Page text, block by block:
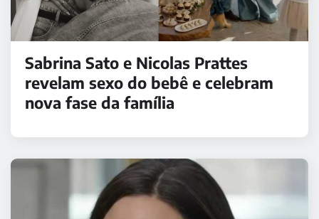
Sabrina Sato e Nicolas Prattes
revelam sexo do bebê e celebram
nova fase da família